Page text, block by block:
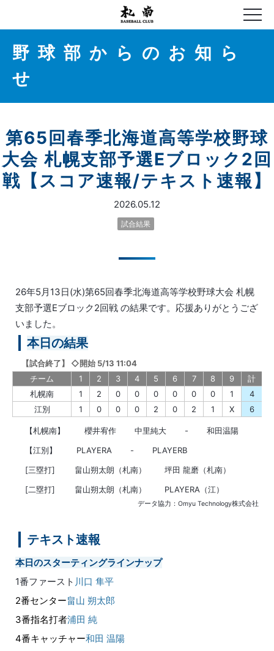
野球部からのお知ら
せ
第65回春季北海道高等学校野球
大会 札幌支部予選Eブロック2回
戦【スコア速報/テキスト速報】
2026.05.12
試合結果
26年5月13日(水)第65回春季北海道高等学校野球大会 札幌
支部予選Eブロック2回戦 の結果です。応援ありがとうござ
いました。
本日の結果
【試合終了】
◇開始 5/13 11:04
チーム
1 2 3 4 5 6 7 8 9
計
札幌南
1 2 0 0 0 0 0 0 1
4
江別
1 0 0 0 2 0 2 1 X 6
【札幌南】 櫻井宥作 中里純大 -
和田温陽
【江別】
PLAYERA -
PLAYERB
[三塁打]
畠山朔太朗（札南）
坪田 龍磨（札南）
[二塁打]
畠山朔太朗（札南） PLAYERA（江）
データ協力：Omyu Technology株式会社
テキスト速報
本日のスターティングラインナップ
1番ファースト 川口 隼平
2番センター畠山 朔太郎
3番指名打者浦田 純
4番キャッチャー和田 温陽